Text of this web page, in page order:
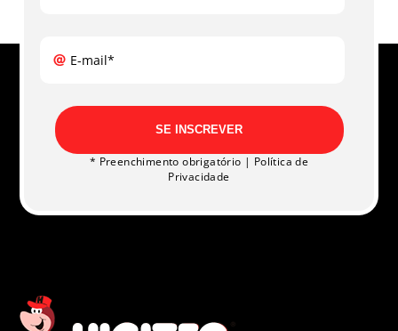
E-mail*
SE INSCREVER
* Preenchimento obrigatório | Política de
Privacidade